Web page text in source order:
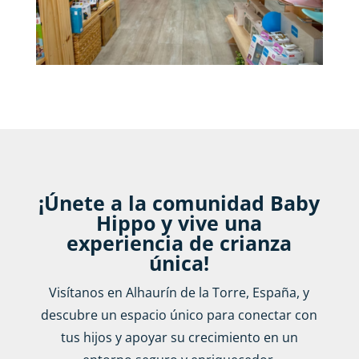
¡Únete a la comunidad Baby
Hippo y vive una
experiencia de crianza
única!
Visítanos en Alhaurín de la Torre, España, y
descubre un espacio único para conectar con
tus hijos y apoyar su crecimiento en un